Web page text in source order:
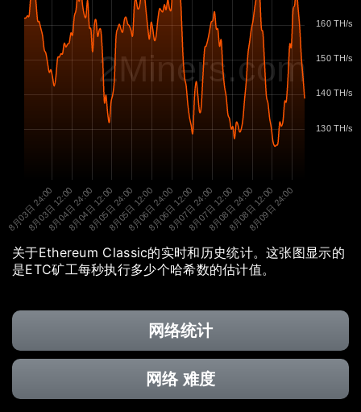
2Miners.com
8月03日 24:00
8月03日 12:00
8月04日 24:00
8月04日 12:00
8月05日 24:00
8月05日 12:00
8月06日 24:00
8月06日 12:00
8月07日 24:00
8月07日 12:00
8月08日 24:00
8月08日 12:00
8月09日 24:00
130 TH/s
140 TH/s
150 TH/s
160 TH/s
关于Ethereum Classic的实时和历史统计。这张图显示的
是ETC矿工每秒执行多少个哈希数的估计值。
网络统计
网络 难度